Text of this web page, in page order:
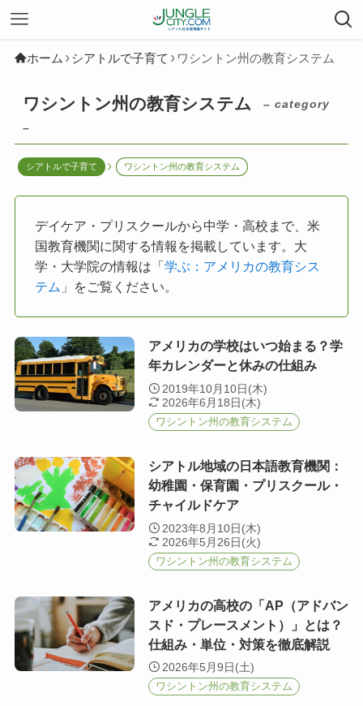
ホーム シアトルで子育て ワシントン州の教育システム
ワシントン州の教育システム
– category
–
シアトルで子育て ワシントン州の教育システム
デイケア・プリスクールから中学・高校まで、米
国教育機関に関する情報を掲載しています。大
学・大学院の情報は「学ぶ：アメリカの教育シス
テム 」をご覧ください。
アメリカの学校はいつ始まる？学
年カレンダーと休みの仕組み
2019年10月10日(木)
2026年6月18日(木)
ワシントン州の教育システム
シアトル地域の日本語教育機関：
幼稚園・保育園・プリスクール・
チャイルドケア
2023年8月10日(木)
2026年5月26日(火)
ワシントン州の教育システム
アメリカの高校の「AP（アドバン
スド・プレースメント）」とは？
仕組み・単位・対策を徹底解説
2026年5月9日(土)
ワシントン州の教育システム